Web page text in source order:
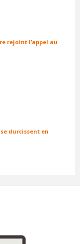
rejoint l’appel au
durcissent en